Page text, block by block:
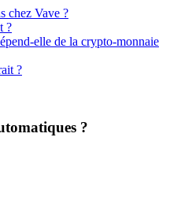
chez Vave ?
?
elle de la crypto-monnaie
?
?